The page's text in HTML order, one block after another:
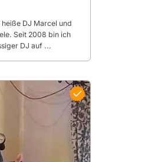
DJ Marcel und
Seit 2008 bin ich
DJ auf ...